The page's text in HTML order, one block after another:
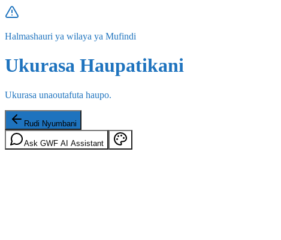
Halmashauri ya wilaya ya Mufindi
Ukurasa Haupatikani
Ukurasa unaoutafuta haupo.
Rudi Nyumbani
Ask GWF AI Assistant